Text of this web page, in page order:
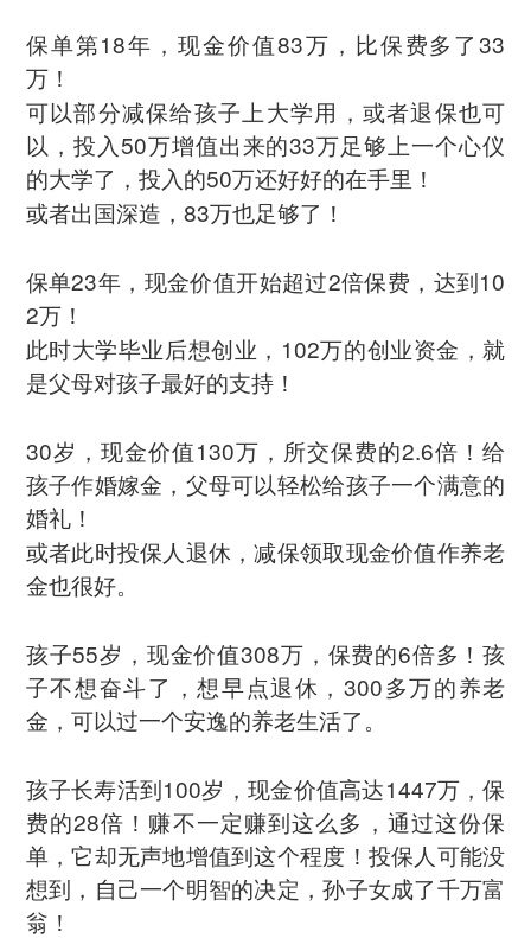
保单第18年，现金价值83万，比保费多了33
万！
可以部分减保给孩子上大学用，或者退保也可
以，投入50万增值出来的33万足够上一个心仪
的大学了，投入的50万还好好的在手里！
或者出国深造，83万也足够了！
保单23年，现金价值开始超过2倍保费，达到10
2万！
此时大学毕业后想创业，102万的创业资金，就
是父母对孩子最好的支持！
30岁，现金价值130万，所交保费的2.6倍！给
孩子作婚嫁金，父母可以轻松给孩子一个满意的
婚礼！
或者此时投保人退休，减保领取现金价值作养老
金也很好。
孩子55岁，现金价值308万，保费的6倍多！孩
子不想奋斗了，想早点退休，300多万的养老
金，可以过一个安逸的养老生活了。
孩子长寿活到100岁，现金价值高达1447万，保
费的28倍！赚不一定赚到这么多，通过这份保
单，它却无声地增值到这个程度！投保人可能没
想到，自己一个明智的决定，孙子女成了千万富
翁！